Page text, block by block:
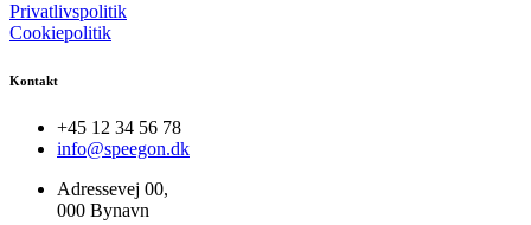
Privatlivspolitik
Cookiepolitik
Kontakt
+45 12 34 56 78
info@speegon.dk
Adressevej 00,
000 Bynavn